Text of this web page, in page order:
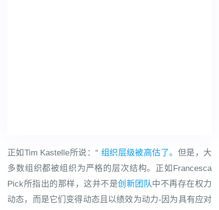
正如Tim Kastelle所说：“ 组织层级被高估了。 但是，大
多数组织都被组织为严格的层次结构。正如Francesca
Pick所指出的那样，这并不是创新团队中不再存在权力
动态，而是它们变得动态且以绩效为动力-因为具有应对